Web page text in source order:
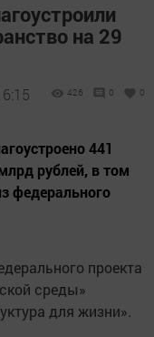
на 29
426 0 0
441
рублей, в том
федерального
проекта
среды»
для жизни».